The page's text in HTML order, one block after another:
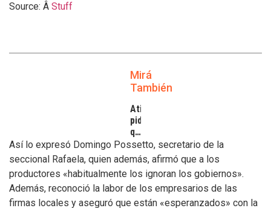
Source: Â Stuff
Mirá
También
Atilra
pide
que
se
atiendan
inconvenientes
de
los
Así lo expresó Domingo Possetto, secretario de la
seccional Rafaela, quien además, afirmó que a los
productores «habitualmente los ignoran los gobiernos».
Además, reconoció la labor de los empresarios de las
firmas locales y aseguró que están «esperanzados» con la